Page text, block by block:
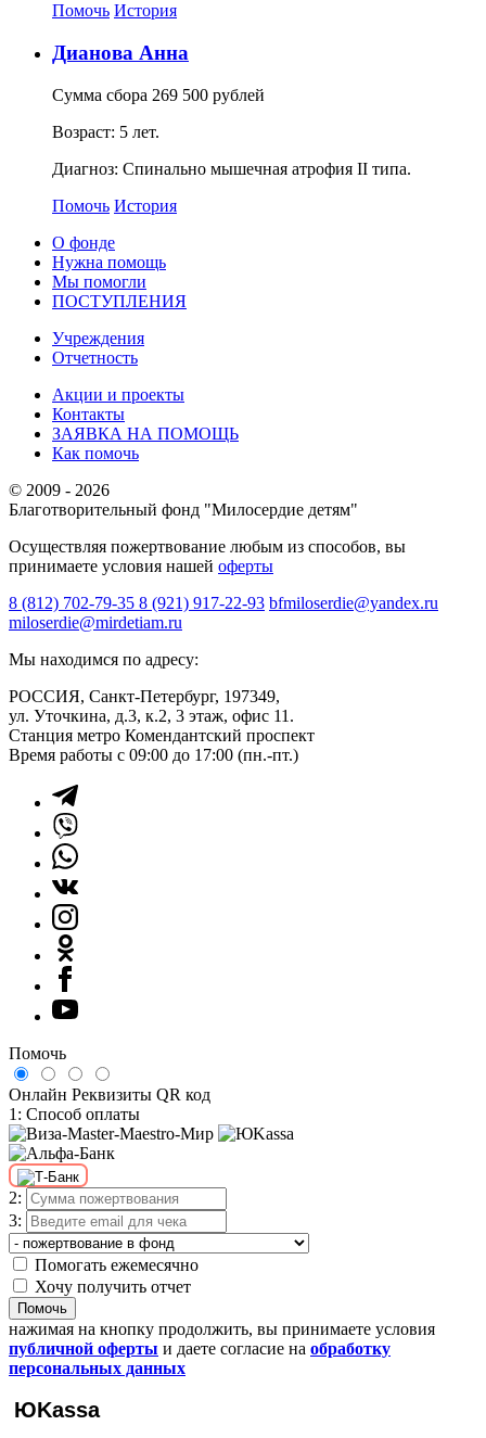
Помочь История
Дианова Анна
Сумма сбора 269 500 рублей
Возраст: 5 лет.
Диагноз: Спинально мышечная атрофия II типа.
Помочь История
О фонде
Нужна помощь
Мы помогли
ПОСТУПЛЕНИЯ
Учреждения
Отчетность
Акции и проекты
Контакты
ЗАЯВКА НА ПОМОЩЬ
Как помочь
© 2009 - 2026
Благотворительный фонд "Милосердие детям"
Осуществляя пожертвование любым из способов, вы
принимаете условия нашей оферты
8 (812) 702-79-35 8 (921) 917-22-93 bfmiloserdie@yandex.ru
miloserdie@mirdetiam.ru
Мы находимся по адресу:
РОССИЯ, Санкт-Петербург, 197349,
ул. Уточкина, д.3, к.2, 3 этаж, офис 11.
Станция метро Комендантский проспект
Время работы с 09:00 до 17:00 (пн.-пт.)
Помочь
Онлайн Реквизиты QR код
1: Способ оплаты
2:
3:
Помогать ежемесячно
Хочу получить отчет
Помочь
нажимая на кнопку продолжить, вы принимаете условия
публичной оферты и даете согласие на обработку
персональных данных
ЮKassa